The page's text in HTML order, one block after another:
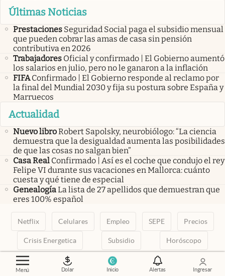
Menú Dolar Inicio Alertas Ingresar
Últimas Noticias
Prestaciones Seguridad Social paga el subsidio mensual
que pueden cobrar las amas de casa sin pensión
contributiva en 2026
Trabajadores Oficial y confirmado | El Gobierno aumentó
los salarios en julio, pero no le ganaron a la inflación
FIFA Confirmado | El Gobierno responde al reclamo por
la final del Mundial 2030 y fija su postura sobre España y
Marruecos
Actualidad
Nuevo libroRobert Sapolsky, neurobiólogo: “La ciencia
demuestra que la desigualdad aumenta las posibilidades
de que las cosas no salgan bien”
Casa Real Confirmado | Así es el coche que condujo el rey
Felipe VI durante sus vacaciones en Mallorca: cuánto
cuesta y qué tiene de especial
GenealogíaLa lista de 27 apellidos que demuestran que
eres 100% español
Netflix Celulares Empleo SEPE Precios
Crisis Energetica Subsidio Horóscopo
abre en nueva pestaña
abre en nueva pestaña
abre en nueva pestaña
abre en nueva pestaña
abre en nueva pestaña